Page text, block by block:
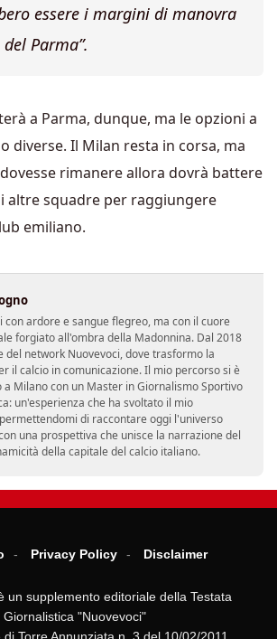
essere i margini di manovra
Parma”.
a Parma, dunque, ma le opzioni a
diverse. Il Milan resta in corsa, ma
rimanere allora dovrà battere
altre squadre per raggiungere
emiliano.
con ardore e sangue flegreo, ma con il cuore
forgiato all'ombra della Madonnina. Dal 2018
del network Nuovevoci, dove trasformo la
il calcio in comunicazione. Il mio percorso si è
a Milano con un Master in Giornalismo Sportivo
un'esperienza che ha svoltato il mio
di raccontare oggi l'universo
una prospettiva che unisce la narrazione del
della capitale del calcio italiano.
Privacy Policy Disclaimer
un supplemento editoriale della Testata
Giornalistica "Nuovevoci"